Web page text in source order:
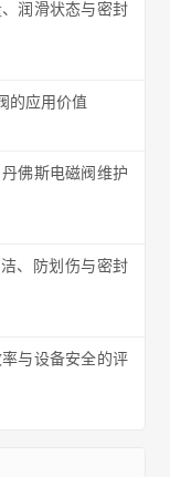
润滑状态与密封
的应用价值
佛斯电磁阀维护
、防划伤与密封
与设备安全的评